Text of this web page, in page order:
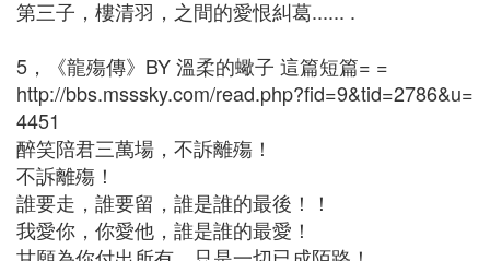
第三子，樓清羽，之間的愛恨糾葛...... .
5，《龍殤傳》BY 溫柔的蠍子 這篇短篇= =
http://bbs.msssky.com/read.php?fid=9&tid=2786&u=
4451
醉笑陪君三萬場，不訴離殤！
不訴離殤！
誰要走，誰要留，誰是誰的最後！！
我愛你，你愛他，誰是誰的最愛！